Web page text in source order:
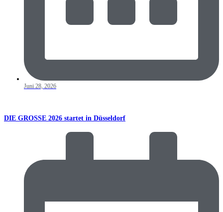
Juni 28, 2026
DIE GROSSE 2026 startet in Düsseldorf